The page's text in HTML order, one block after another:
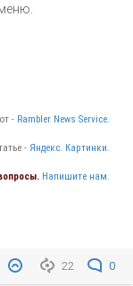
- Rambler News Service.
- Яндекс. Картинки.
Напишите нам.
22 0